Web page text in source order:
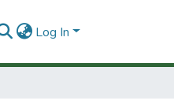
Log In